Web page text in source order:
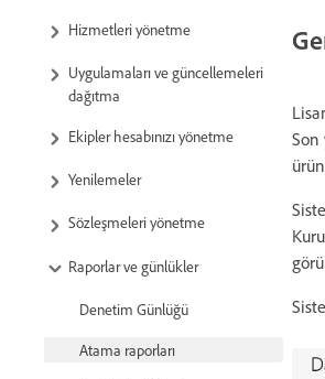
Hizmetleri yönetme
Uygulamaları ve güncellemeleri
dağıtma
Ekipler hesabınızı yönetme
Yenilemeler
Sözleşmeleri yönetme
Raporlar ve günlükler
Denetim Günlüğü
Atama raporları
Son